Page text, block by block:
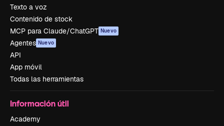
Texto a voz
Contenido de stock
MCP para Claude/ChatGPT Nuevo
Agentes Nuevo
API
App móvil
Todas las herramientas
Información útil
Academy